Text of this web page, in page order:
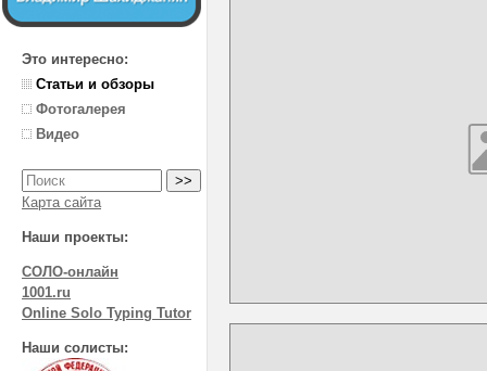
Это интересно:
Статьи и обзоры
Фотогалерея
Видео
Карта сайта
Наши проекты:
СОЛО-онлайн
1001.ru
Online Solo Typing Tutor
Наши солисты: